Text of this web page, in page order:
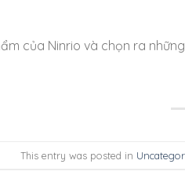
của Ninrio và chọn ra
This entry was posted in